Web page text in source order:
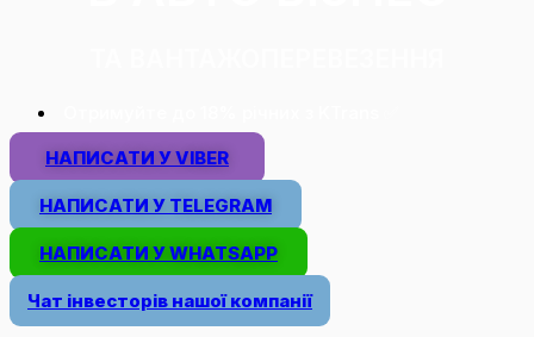
НАПИСАТИ У VIBER
НАПИСАТИ У TELEGRAM
НАПИСАТИ У WHATSAPP
Чат інвесторів нашої компанії